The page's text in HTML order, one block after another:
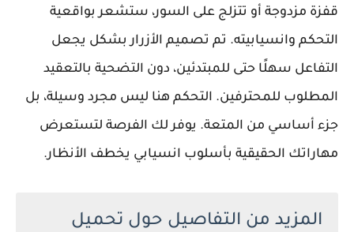
قفزة مزدوجة أو تتزلج على السور، ستشعر بواقعية
التحكم وانسيابيته. تم تصميم الأزرار بشكل يجعل
التفاعل سهلًا حتى للمبتدئين، دون التضحية بالتعقيد
المطلوب للمحترفين. التحكم هنا ليس مجرد وسيلة، بل
جزء أساسي من المتعة. يوفر لك الفرصة لتستعرض
مهاراتك الحقيقية بأسلوب انسيابي يخطف الأنظار.
المزيد من التفاصيل حول تحميل